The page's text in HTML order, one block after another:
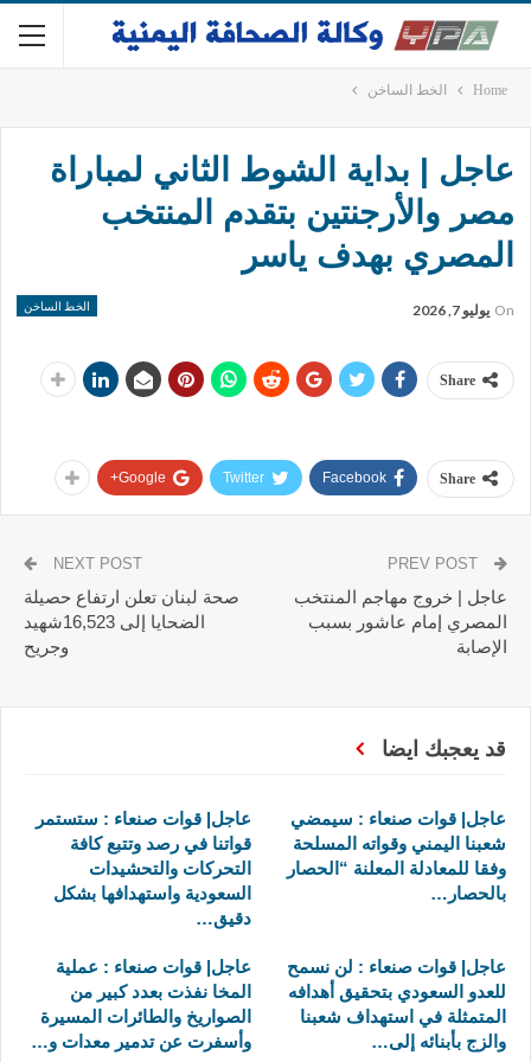
Home الخط الساخن
عاجل | بداية الشوط الثاني لمباراة
مصر والأرجنتين بتقدم المنتخب
المصري بهدف ياسر
الخط الساخن On يوليو 7, 2026
Share
Share
Facebook
Twitter
Google+
عاجل | خروج مهاجم المنتخب
المصري إمام عاشور بسبب
الإصابة
NEXT POST
صحة لبنان تعلن ارتفاع حصيلة
الضحايا إلى 16,523شهيد
وجريح
قد يعجبك ايضا
عاجل| قوات صنعاء : سيمضي
شعبنا اليمني وقواته المسلحة
وفقا للمعادلة المعلنة “الحصار
بالحصار…
عاجل| قوات صنعاء : ستستمر
قواتنا في رصد وتتبع كافة
التحركات والتحشيدات
السعودية واستهدافها بشكل
دقيق…
عاجل| قوات صنعاء : لن نسمح
للعدو السعودي بتحقيق أهدافه
المتمثلة في استهداف شعبنا
والزج بأبنائه إلى…
عاجل| قوات صنعاء : عملية
المخا نفذت بعدد كبير من
الصواريخ والطائرات المسيرة
وأسفرت عن تدمير معدات و…